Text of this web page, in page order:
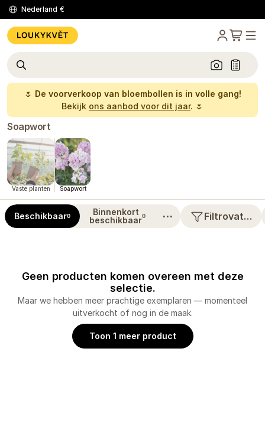
Nederland €
🌷 De voorverkoop van bloembollen is in volle gang!
Bekijk ons aanbod voor dit jaar. 🌷
Soapwort
Vaste planten Soapwort
Beschikbaar0
Binnenkort
beschikbaar0 ⋯ Filtrovat…
Geen producten komen overeen met deze
selectie.
Maar we hebben meer prachtige exemplaren — momenteel
uitverkocht of nog in de maak.
Toon 1 meer product